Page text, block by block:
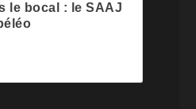
le bocal : le SAAJ